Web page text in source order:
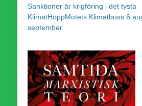
Sanktioner är krigföring i det tysta
KlimatHoppMötets Klimatbuss 6
september